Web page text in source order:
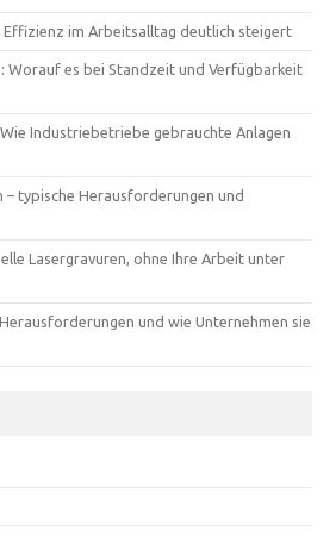
Effizienz im Arbeitsalltag deutlich steigert
Worauf es bei Standzeit und Verfügbarkeit
Industriebetriebe gebrauchte Anlagen
– typische Herausforderungen und
Lasergravuren, ohne Ihre Arbeit unter
und wie Unternehmen sie